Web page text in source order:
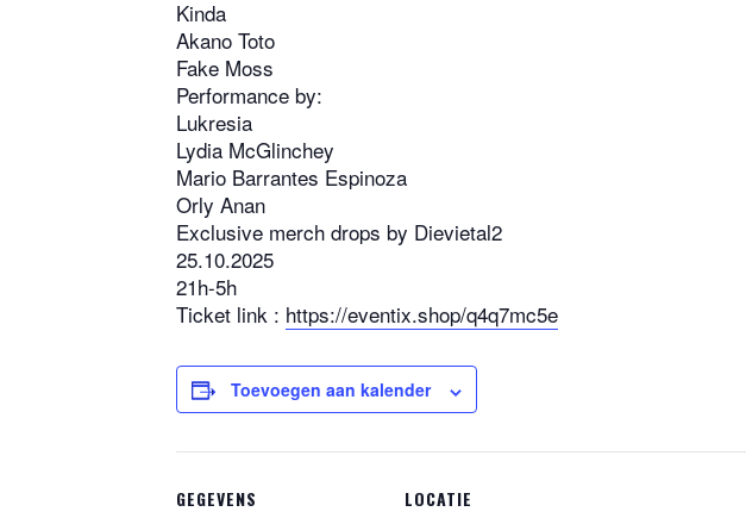
Kinda
Akano Toto
Fake Moss
Performance by:
Lukresia
Lydia McGlinchey
Mario Barrantes Espinoza
Orly Anan
Exclusive merch drops by Dievietal2
25.10.2025
21h-5h
Ticket link : https://eventix.shop/q4q7mc5e
Toevoegen aan kalender
GEGEVENS LOCATIE